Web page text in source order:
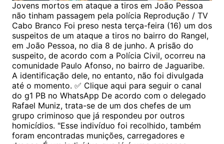
Jovens mortos em ataque a tiros em João Pessoa
não tinham passagem pela polícia Reprodução / TV
Cabo Branco Foi preso nesta terça-feira (16) um dos
suspeitos de um ataque a tiros no bairro do Rangel,
em João Pessoa, no dia 8 de junho. A prisão do
suspeito, de acordo com a Polícia Civil, ocorreu na
comunidade Paulo Afonso, no bairro de Jaguaribe.
A identificação dele, no entanto, não foi divulgada
até o momento. ✅ Clique aqui para seguir o canal
do g1 PB no WhatsApp De acordo com o delegado
Rafael Muniz, trata-se de um dos chefes de um
grupo criminoso que já respondeu por outros
homicídios. "Esse indivíduo foi recolhido, também
foram encontradas munições, carregadores e